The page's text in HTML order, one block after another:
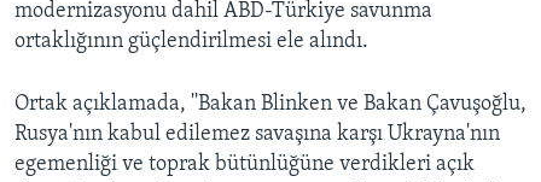
modernizasyonu dahil ABD-Türkiye savunma
ortaklığının güçlendirilmesi ele alındı.
Ortak açıklamada, ''Bakan Blinken ve Bakan Çavuşoğlu,
Rusya'nın kabul edilemez savaşına karşı Ukrayna'nın
egemenliği ve toprak bütünlüğüne verdikleri açık